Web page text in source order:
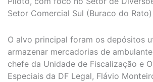
Setor Comercial Sul (Buraco do
O alvo principal foram os depósitos
armazenar mercadorias de
chefe da Unidade de Fiscalização e
Especiais da DF Legal, Flávio